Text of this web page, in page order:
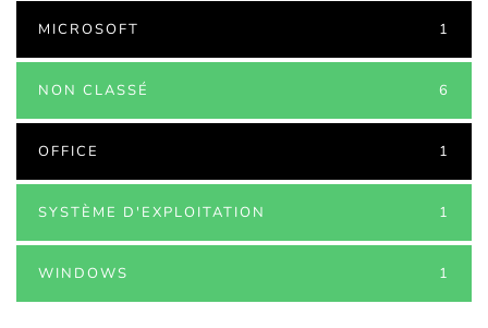
MICROSOFT 1
NON CLASSÉ 6
OFFICE 1
SYSTÈME D'EXPLOITATION 1
WINDOWS 1